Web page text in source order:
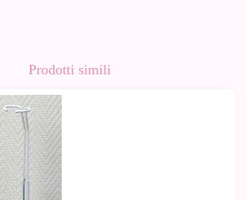
Prodotti simili